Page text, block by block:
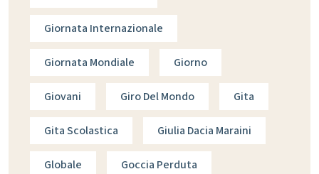
Giornata Internazionale
Giornata Mondiale Giorno
Giovani Giro Del Mondo Gita
Gita Scolastica Giulia Dacia Maraini
Globale Goccia Perduta